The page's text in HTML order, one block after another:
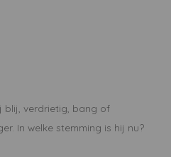
blij, verdrietig, bang of
In welke stemming is hij nu?